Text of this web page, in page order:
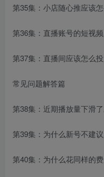
第35集：小店随心推应该
第36集：直播账号的短视
第37集：直播间应该怎么
常见问题解答篇
第38集：近期播放量下滑
第39集：为什么新号不建
第40集：为什么花同样的